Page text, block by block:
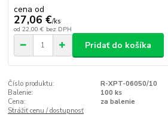
cena od
27,06 €/ks
od 22,00 € bez DPH
Pridať do košíka
Číslo produktu:
R-XPT-06050/10
Balenie:
100 ks
Cena:
za balenie
Strážiť cenu / dostupnosť